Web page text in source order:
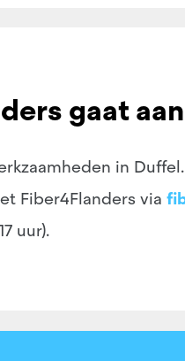
gaat
in
Fiber4Flanders via
uur).